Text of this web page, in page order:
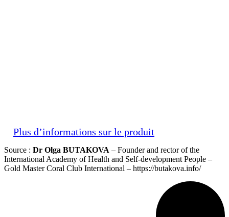
Plus d’informations sur le produit
Source : Dr Olga BUTAKOVA – Founder and rector of the
International Academy of Health and Self-development People –
Gold Master Coral Club International – https://butakova.info/